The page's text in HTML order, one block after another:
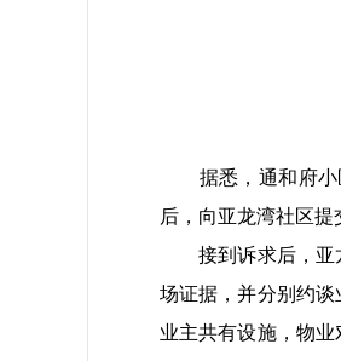
据悉，通和府小区
后，向亚龙湾社区提
接到诉求后，亚龙
场证据，并分别约
业主共有设施，物